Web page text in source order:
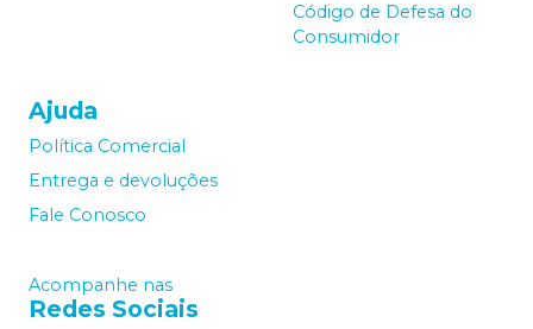
Código de Defesa do
Consumidor
Ajuda
Política Comercial
Entrega e devoluções
Fale Conosco
Acompanhe nas
Redes Sociais